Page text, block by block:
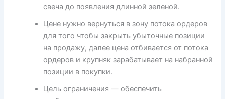
свеча до появления длинной зеленой.
Цене нужно вернуться в зону потока ордеров
для того чтобы закрыть убыточные позиции
на продажу, далее цена отбивается от потока
ордеров и крупняк зарабатывает на набранной
позиции в покупки.
Цель ограничения — обеспечить